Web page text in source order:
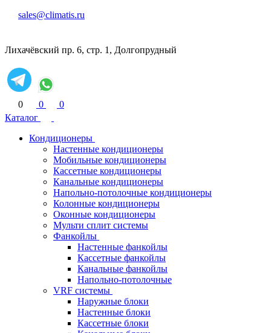
sales@climatis.ru
Лихачёвский пр. 6, стр. 1, Долгопрудный
0 0
0
Каталог
Кондиционеры
Настенные кондиционеры
Мобильные кондиционеры
Кассетные кондиционеры
Канальные кондиционеры
Напольно-потолочные кондиционеры
Колонные кондиционеры
Оконные кондиционеры
Мульти сплит системы
Фанкойлы
Настенные фанкойлы
Кассетные фанкойлы
Канальные фанкойлы
Напольно-потолочные
VRF системы
Наружные блоки
Настенные блоки
Кассетные блоки